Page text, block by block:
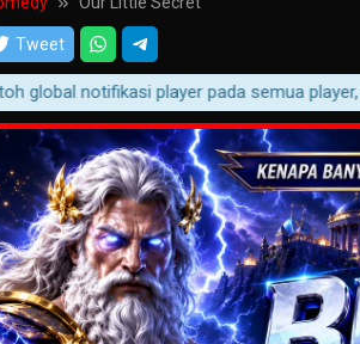
Tweet
notifikasi player pada semua player,